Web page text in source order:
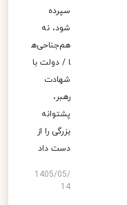
سپرده
شود، نه
هم‌جناحی‌ه
ا / دولت با
شهادت
رهبر،
پشتوانه
بزرگی را از
دست داد
1405/05/
14